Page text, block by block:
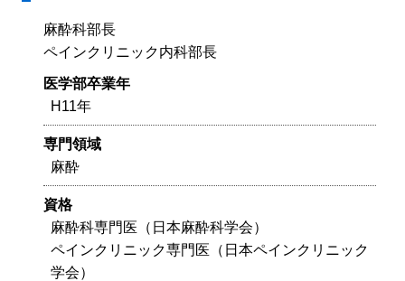
麻酔科部長
ペインクリニック内科部長
医学部卒業年
H11年
専門領域
麻酔
資格
麻酔科専門医（日本麻酔科学会）
ペインクリニック専門医（日本ペインクリニック
学会）